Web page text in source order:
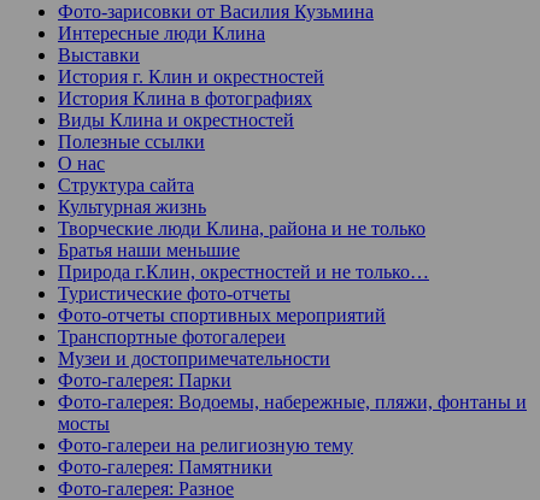
Фото-зарисовки от Василия Кузьмина
Интересные люди Клина
Выставки
История г. Клин и окрестностей
История Клина в фотографиях
Виды Клина и окрестностей
Полезные ссылки
О нас
Структура сайта
Культурная жизнь
Творческие люди Клина, района и не только
Братья наши меньшие
Природа г.Клин, окрестностей и не только…
Туристические фото-отчеты
Фото-отчеты спортивных мероприятий
Транспортные фотогалереи
Музеи и достопримечательности
Фото-галерея: Парки
Фото-галерея: Водоемы, набережные, пляжи, фонтаны и
мосты
Фото-галереи на религиозную тему
Фото-галерея: Памятники
Фото-галерея: Разное